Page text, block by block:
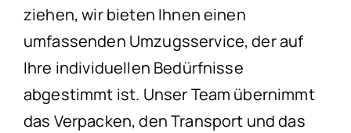
ziehen, wir bieten Ihnen einen
umfassenden Umzugsservice, der auf
Ihre individuellen Bedürfnisse
abgestimmt ist. Unser Team übernimmt
das Verpacken, den Transport und das